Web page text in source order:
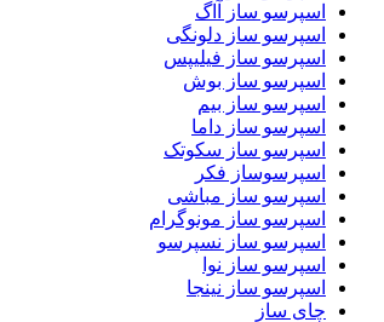
اسپرسو ساز آاگ
اسپرسو ساز دلونگی
اسپرسو ساز فیلیپس
اسپرسو ساز بوش
اسپرسو ساز بیم
اسپرسو ساز داما
اسپرسو ساز سکوتک
اسپرسوساز فکر
اسپرسو ساز مباشی
اسپرسو ساز مونوگرام
اسپرسو ساز نسپرسو
اسپرسو ساز نوا
اسپرسو ساز نینجا
چای ساز